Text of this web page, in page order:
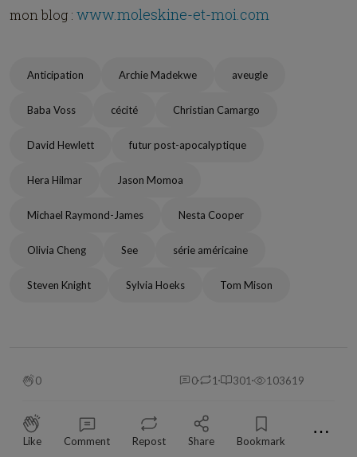
mon blog : www.moleskine-et-moi.com
Anticipation Archie Madekwe aveugle
Baba Voss cécité Christian Camargo
David Hewlett futur post-apocalyptique
Hera Hilmar Jason Momoa
Michael Raymond-James Nesta Cooper
Olivia Cheng See série américaine
Steven Knight Sylvia Hoeks Tom Mison
0 0 1 301 103619
Like Comment Repost Share Bookmark ⋯